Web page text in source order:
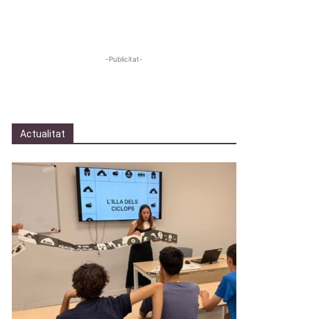
-Publicitat-
Actualitat